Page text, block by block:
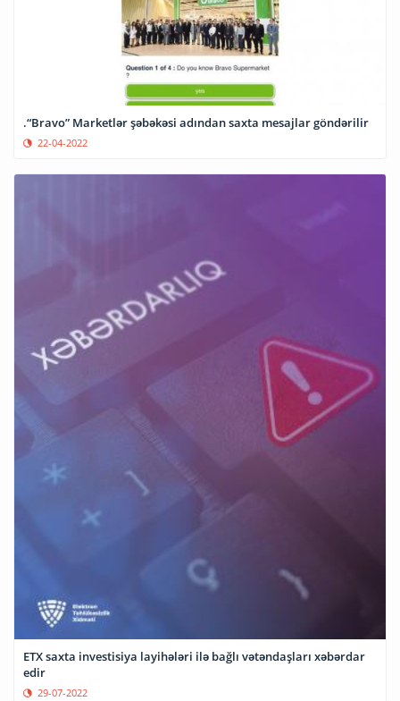
.“Bravo” Marketlər şəbəkəsi adından saxta mesajlar göndərilir
22-04-2022
ETX saxta investisiya layihələri ilə bağlı vətəndaşları xəbərdar
edir
29-07-2022